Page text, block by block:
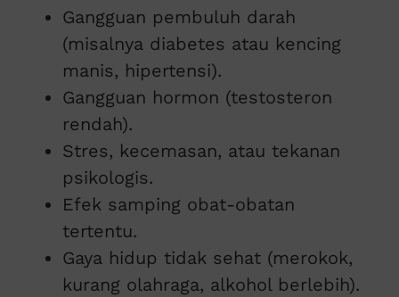
Gangguan pembuluh darah
(misalnya diabetes atau kencing
manis, hipertensi).
Gangguan hormon (testosteron
rendah).
Stres, kecemasan, atau tekanan
psikologis.
Efek samping obat-obatan
tertentu.
Gaya hidup tidak sehat (merokok,
kurang olahraga, alkohol berlebih).